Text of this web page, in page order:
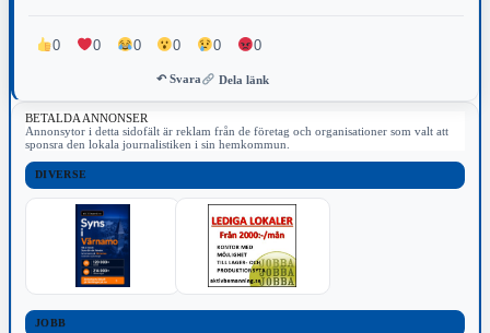
0 0 0 0 0 0
↶ Svara Dela länk
BETALDA ANNONSER
Annonsytor i detta sidofält är reklam från de företag och organisationer som valt att
sponsra den lokala journalistiken i sin hemkommun.
DIVERSE
JOBB